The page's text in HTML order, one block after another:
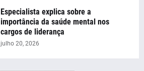
Especialista explica sobre a
importância da saúde mental nos
cargos de liderança
julho 20, 2026